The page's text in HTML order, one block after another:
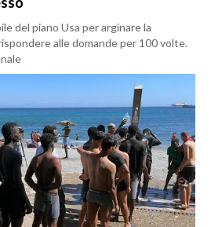
del piano Usa per arginare la
alle domande per 100 volte.